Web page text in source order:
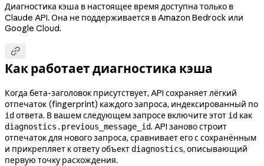
Диагностика кэша в настоящее время доступна только в
Claude API. Она не поддерживается в Amazon Bedrock или
Google Cloud.

Как работает диагностика кэша
Когда бета-заголовок присутствует, API сохраняет лёгкий
отпечаток (fingerprint) каждого запроса, индексированный по
id ответа. В вашем следующем запросе включите этот id как
diagnostics.previous_message_id. API заново строит
отпечаток для нового запроса, сравнивает его с сохранённым
и прикрепляет к ответу объектdiagnostics, описывающий
первую точку расхождения.